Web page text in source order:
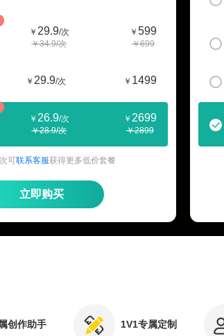
￥ 29.9/次
￥34.9/次
￥ 599
￥699
￥29.9/次 ￥ 1499
￥ 26.9/次
￥28.9/次
￥ 2699
￥2899
可联系客服获得更多低价套餐
立即购买
创作助手 1V1专属定制